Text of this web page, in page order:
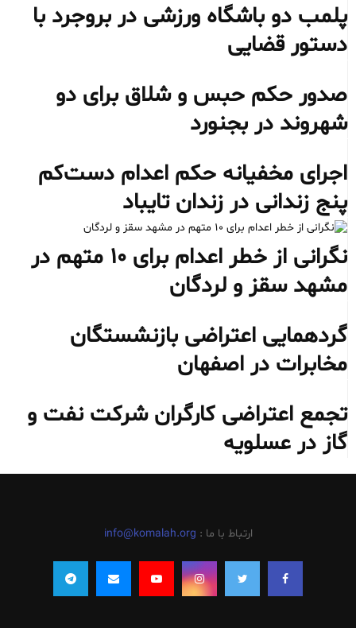
پلمب دو باشگاه ورزشی در بروجرد با
دستور قضایی
صدور حکم حبس و شلاق برای دو
شهروند در بجنورد
اجرای مخفیانه حکم اعدام دست‌کم
پنج زندانی در زندان تایباد
نگرانی از خطر اعدام برای ۱۰ متهم در
مشهد سقز و لردگان
گردهمایی اعتراضی بازنشستگان
مخابرات در اصفهان
تجمع اعتراضی کارگران شرکت نفت و
گاز در عسلویه
ارتباط با ما : info@komalah.org